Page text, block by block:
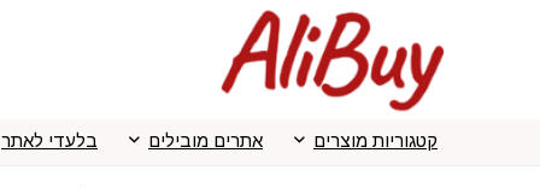
קטגוריות מוצרים אתרים מובילים בלעדי לאתר